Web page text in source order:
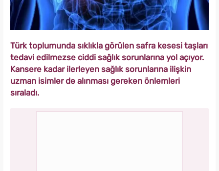
Türk toplumunda sıklıkla görülen safra kesesi taşları
tedavi edilmezse ciddi sağlık sorunlarına yol açıyor.
Kansere kadar ilerleyen sağlık sorunlarına ilişkin
uzman isimler de alınması gereken önlemleri
sıraladı.